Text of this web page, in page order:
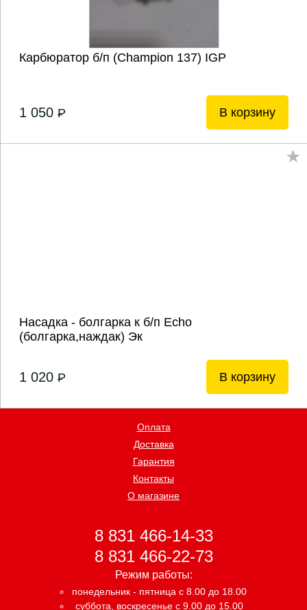
Карбюратор б/п (Champion 137) IGP
1 050 P В корзину
Насадка - болгарка к б/п Echo
(болгарка,наждак) Эк
1 020 P В корзину
Оплата
Доставка
Гарантия
Контакты
О магазине
8 831 466-14-33
8 831 466-22-73
Режим работы:
понедельник - пятница с 8.00 до 18.00
суббота, воскресенье с 9.00 до 15.00